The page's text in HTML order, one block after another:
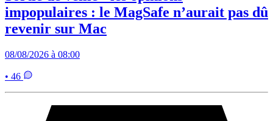
impopulaires : le MagSafe n’aurait pas dû
revenir sur Mac
08/08/2026 à 08:00
• 46